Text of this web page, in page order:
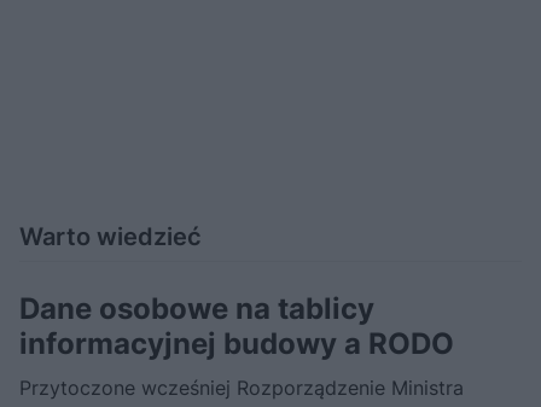
Warto wiedzieć
Dane osobowe na tablicy
informacyjnej budowy a RODO
Przytoczone wcześniej Rozporządzenie Ministra